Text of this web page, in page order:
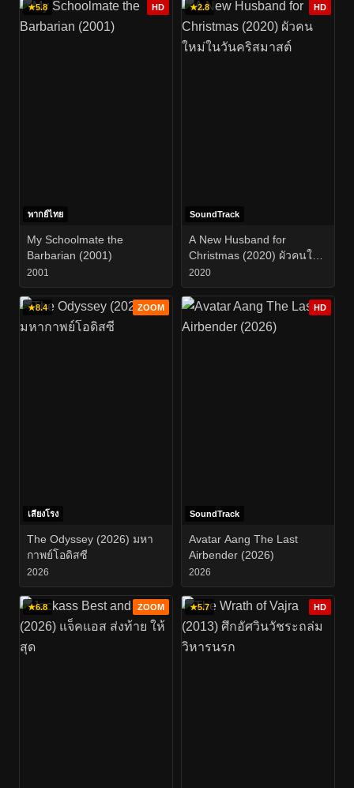
★5.8 HD
พากย์ไทย
My Schoolmate the
Barbarian (2001)
2001
★2.8 HD
SoundTrack
A New Husband for
Christmas (2020) ผัวคนใหม่
ในวันคริสมาสต์
2020
★8.4 ZOOM
เสียงโรง
The Odyssey (2026) มหา
กาพย์โอดิสซี
2026
HD
SoundTrack
Avatar Aang The Last
Airbender (2026)
2026
★6.8 ZOOM ★5.7 HD